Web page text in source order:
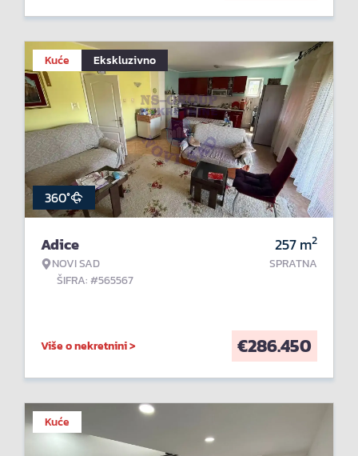
Kuće Ekskluzivno
360°
Adice
NOVI SAD
ŠIFRA: #565567
257m2
SPRATNA
Više o nekretnini > €286.450
Kuće